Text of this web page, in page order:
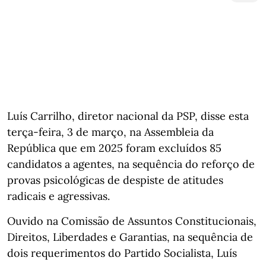
Luís Carrilho, diretor nacional da PSP, disse esta
terça-feira, 3 de março, na Assembleia da
República que em 2025 foram excluídos 85
candidatos a agentes, na sequência do reforço de
provas psicológicas de despiste de atitudes
radicais e agressivas.
Ouvido na Comissão de Assuntos Constitucionais,
Direitos, Liberdades e Garantias, na sequência de
dois requerimentos do Partido Socialista, Luís